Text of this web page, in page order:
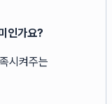
인가요?
시켜주는